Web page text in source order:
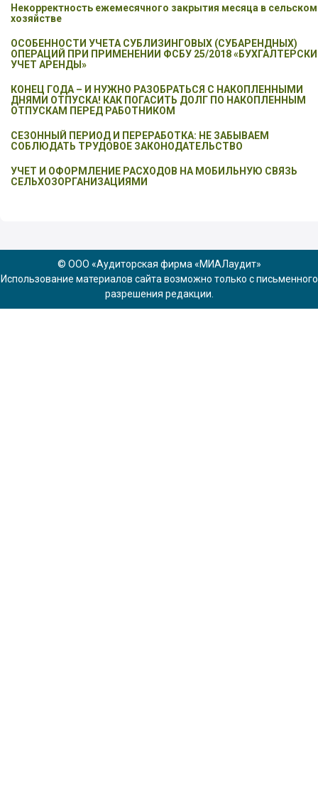
Некорректность ежемесячного закрытия месяца в сельском
хозяйстве
ОСОБЕННОСТИ УЧЕТА СУБЛИЗИНГОВЫХ (СУБАРЕНДНЫХ)
ОПЕРАЦИЙ ПРИ ПРИМЕНЕНИИ ФСБУ 25/2018
УЧЕТ АРЕНДЫ»
КОНЕЦ ГОДА – И НУЖНО РАЗОБРАТЬСЯ С НАКОПЛЕННЫМИ
ДНЯМИ ОТПУСКА! КАК ПОГАСИТЬ ДОЛГ ПО НАКОПЛЕННЫМ
ОТПУСКАМ ПЕРЕД РАБОТНИКОМ
СЕЗОННЫЙ ПЕРИОД И ПЕРЕРАБОТКА: НЕ ЗАБЫВАЕМ
СОБЛЮДАТЬ ТРУДОВОЕ ЗАКОНОДАТЕЛЬСТВО
УЧЕТ И ОФОРМЛЕНИЕ РАСХОДОВ НА МОБИЛЬНУЮ СВЯЗЬ
СЕЛЬХОЗОРГАНИЗАЦИЯМИ
© ООО «Аудиторская фирма «МИАЛаудит»
Использование материалов сайта возможно только с письменного
разрешения редакции.